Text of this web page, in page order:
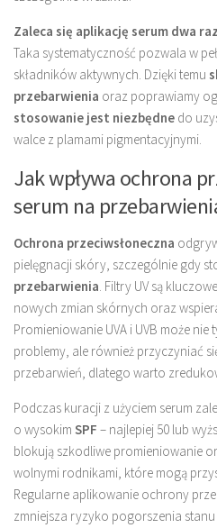
Zaleca się aplikację serum dwa
Taka systematyczność pozwala w
składników aktywnych. Dzięki temu
przebarwienia oraz poprawiamy
stosowanie jest niezbędne do
walce z plamami pigmentacyjnymi.
Jak wpływa ochrona
serum na
Ochrona przeciwsłoneczna
pielęgnacji skóry, szczególnie gdy
przebarwienia. Filtry UV są
nowych zmian skórnych oraz
Promieniowanie UVA i UVB może
problemy, ale również przyczyniać
przebarwień, dlatego warto
Podczas kuracji z użyciem serum
o wysokim SPF – najlepiej 50 lub
blokują szkodliwe promieniowanie
wolnymi rodnikami, które mogą
Regularne aplikowanie ochrony
zmniejsza ryzyko pogorszenia